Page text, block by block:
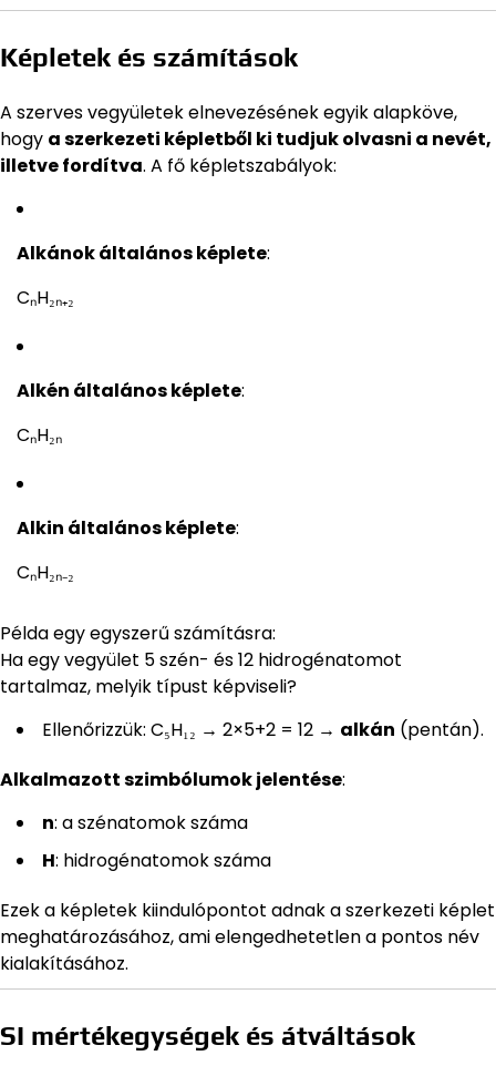
Képletek és számítások
A szerves vegyületek elnevezésének egyik alapköve,
hogy a szerkezeti képletből ki tudjuk olvasni a nevét,
illetve fordítva. A fő képletszabályok:
Alkánok általános képlete:
CₙH₂ₙ₊₂
Alkén általános képlete:
CₙH₂ₙ
Alkin általános képlete:
CₙH₂ₙ₋₂
Példa egy egyszerű számításra:
Ha egy vegyület 5 szén- és 12 hidrogénatomot
tartalmaz, melyik típust képviseli?
Ellenőrizzük: C₅H₁₂ → 2×5+2 = 12 → alkán (pentán).
Alkalmazott szimbólumok jelentése:
n: a szénatomok száma
H: hidrogénatomok száma
Ezek a képletek kiindulópontot adnak a szerkezeti képlet
meghatározásához, ami elengedhetetlen a pontos név
kialakításához.
SI mértékegységek és átváltások